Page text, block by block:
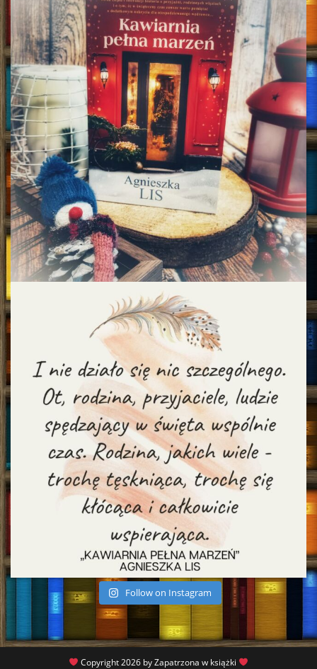
Follow on Instagram
Copyright 2026 by Zapatrzona w książki